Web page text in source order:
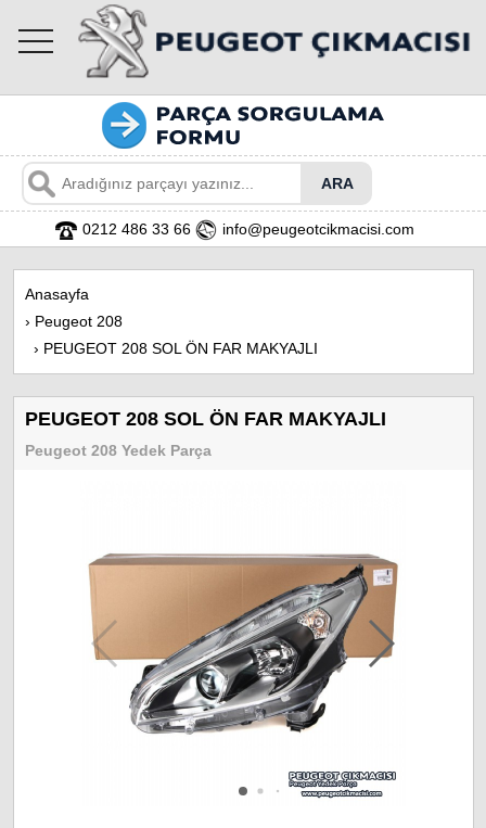
toggle
navigation
0212 486 33 66 info@peugeotcikmacisi.com
Anasayfa
› Peugeot 208
› PEUGEOT 208 SOL ÖN FAR MAKYAJLI
PEUGEOT 208 SOL ÖN FAR MAKYAJLI
Peugeot 208 Yedek Parça